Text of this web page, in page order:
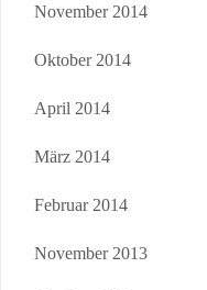
November 2014
Oktober 2014
April 2014
März 2014
Februar 2014
November 2013